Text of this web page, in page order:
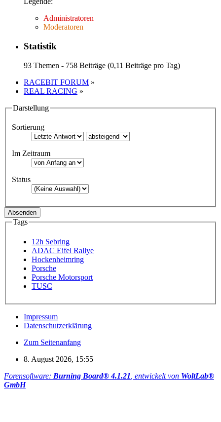
Administratoren
Moderatoren
Statistik
93 Themen - 758 Beiträge (0,11 Beiträge pro Tag)
RACEBIT FORUM »
REAL RACING »
Darstellung
Sortierung
Im Zeitraum
Status
Tags
12h Sebring
ADAC Eifel Rallye
Hockenheimring
Porsche
Porsche Motorsport
TUSC
Impressum
Datenschutzerklärung
Zum Seitenanfang
8. August 2026, 15:55
Forensoftware: Burning Board® 4.1.21 , entwickelt von WoltLab®
GmbH